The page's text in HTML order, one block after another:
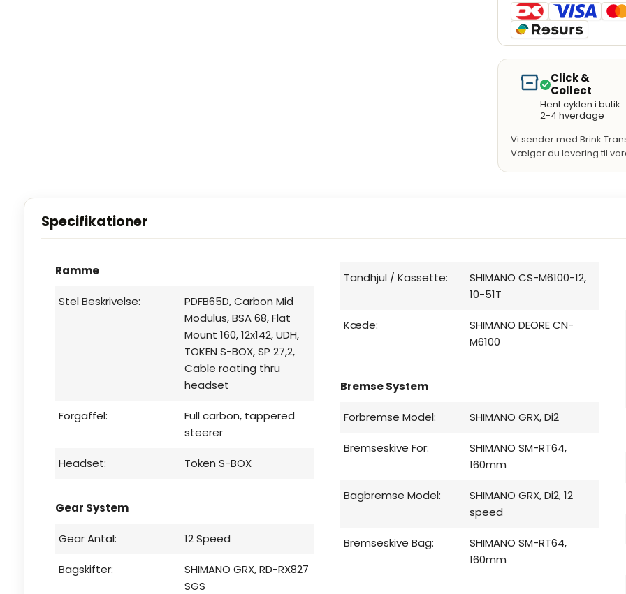
Click &
Collect
Hent cyklen i butik
2-4 hverdage
Vi sender med Brink
Vælger du levering til
Specifikationer
Ramme
Stel Beskrivelse:
PDFB65D, Carbon Mid
Modulus, BSA 68, Flat
Mount 160, 12x142, UDH,
TOKEN S-BOX, SP 27,2,
Cable roating thru
headset
Forgaffel:
Full carbon, tappered
steerer
Headset: Token S-BOX
Gear System
Gear Antal: 12 Speed
Bagskifter:
SHIMANO GRX, RD-RX827
SGS
Tandhjul / Kassette:
SHIMANO CS-M6100-12,
10-51T
Kæde:
SHIMANO DEORE CN-
M6100
Bremse System
Forbremse Model: SHIMANO GRX, Di2
Bremseskive For:
SHIMANO SM-RT64,
160mm
Bagbremse Model:
SHIMANO GRX, Di2, 12
speed
Bremseskive Bag:
SHIMANO SM-RT64,
160mm